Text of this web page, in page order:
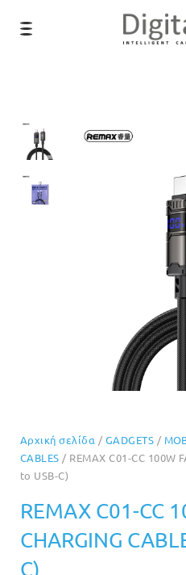
Αρχική σελίδα / GADGETS /
CABLES / REMAX C01-CC 100W
to USB-C)
REMAX C01-CC
CHARGING
C)